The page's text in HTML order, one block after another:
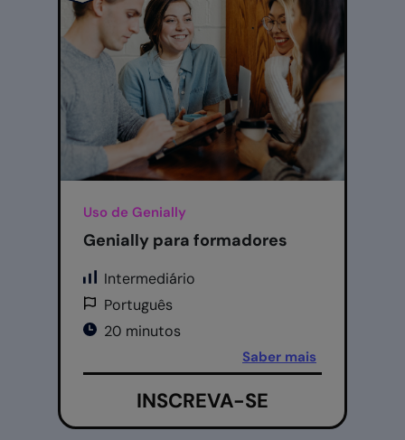
Uso de Genially
Genially para formadores
Intermediário
Português
20 minutos
Saber mais
INSCREVA-SE